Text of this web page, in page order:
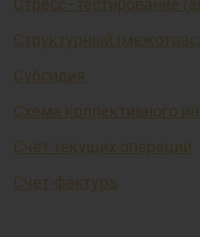
Стресс–тестирование
Структурный
Субсидия
Схема коллективного
Счёт текущих операций
Счет-фактура